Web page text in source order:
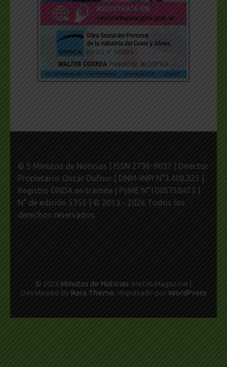
© 5 Minutos de Noticias | ISSN 2796-9037 | Director
Propietario: Oscar Dufour | DNM-INPI N°3.408.325 |
Registro DNDA en trámite | PyME N°1005758473 |
N° de edición 5355 | © 2013 - 2026 Todos los
derechos reservados
© 2026 Minutos de Noticias. Metro Magazine |
Developed By Rara Theme. Impulsado por WordPress